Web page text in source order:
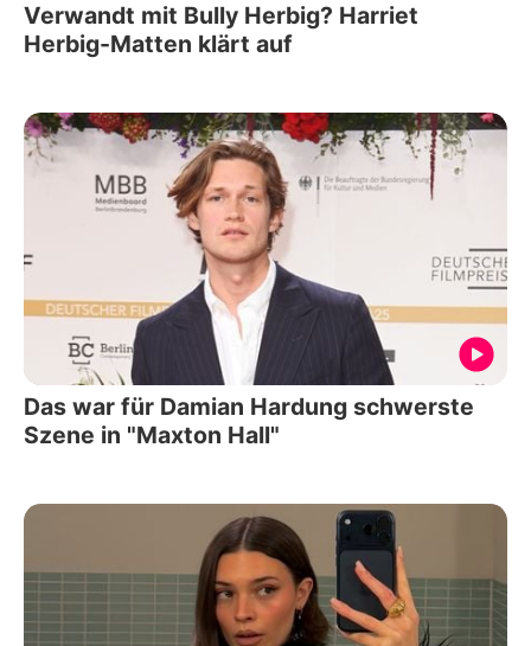
Verwandt mit Bully Herbig? Harriet
Herbig-Matten klärt auf
Das war für Damian Hardung schwerste
Szene in "Maxton Hall"